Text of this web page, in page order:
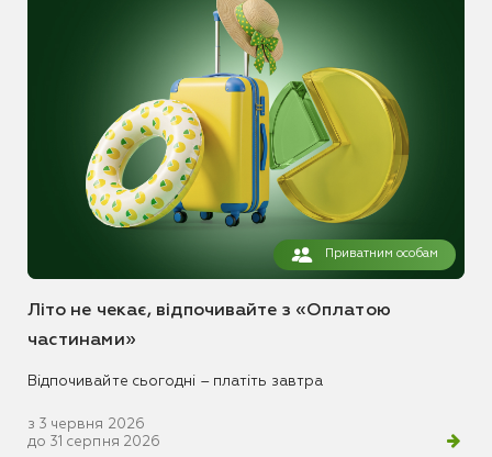
Приватним особам
Літо не чекає, відпочивайте з «Оплатою
частинами»
Відпочивайте сьогодні – платіть завтра
з 3 червня 2026
до 31 серпня 2026